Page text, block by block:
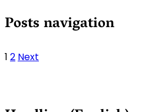
Posts navigation
1 2 Next